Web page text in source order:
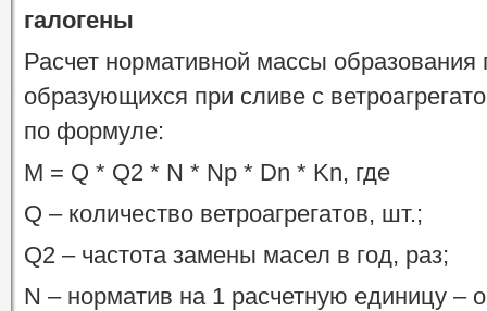
галогены
Расчет нормативной массы образования
образующихся при сливе с
по формуле:
M = Q * Q2 * N * Np * Dn * Kn, где
Q – количество ветроагрегатов, шт.;
Q2 – частота замены масел в год, раз;
N – норматив на 1 расчетную единицу –